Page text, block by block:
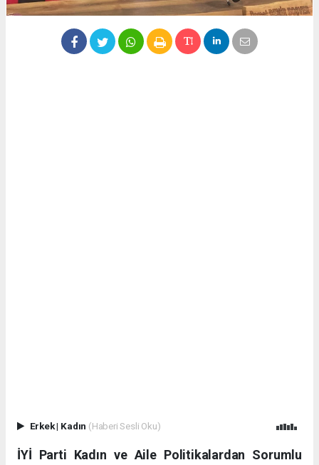
Erkek| Kadın (Haberi Sesli Oku)
İYİ Parti Kadın ve Aile Politikalardan Sorumlu